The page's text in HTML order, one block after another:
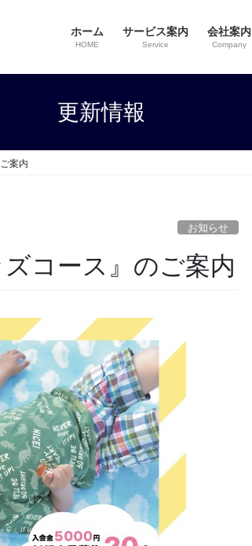
ホーム
HOME
サービス案内
Service
会社案内
Company
更新情報
案内
お知らせ
コース』のご案内